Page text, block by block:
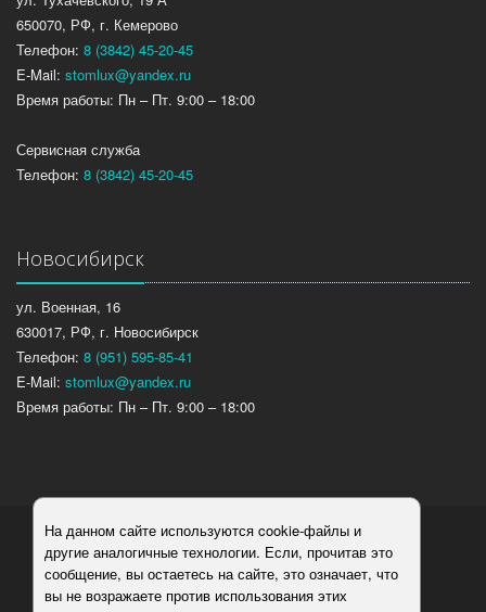
650070, РФ, г. Кемерово
Телефон: 8 (3842) 45-20-45
E-Mail: stomlux@yandex.ru
Время работы: Пн – Пт. 9:00 – 18:00
Сервисная служба
Телефон: 8 (3842) 45-20-45
Новосибирск
ул. Военная, 16
630017, РФ, г. Новосибирск
Телефон: 8 (951) 595-85-41
E-Mail: stomlux@yandex.ru
Время работы: Пн – Пт. 9:00 – 18:00
Компания Стомлюкс, 2026
Политика конфиденциальности
На данном сайте используются cookie-файлы и
другие аналогичные технологии. Если, прочитав это
сообщение, вы остаетесь на сайте, это означает, что
вы не возражаете против использования этих